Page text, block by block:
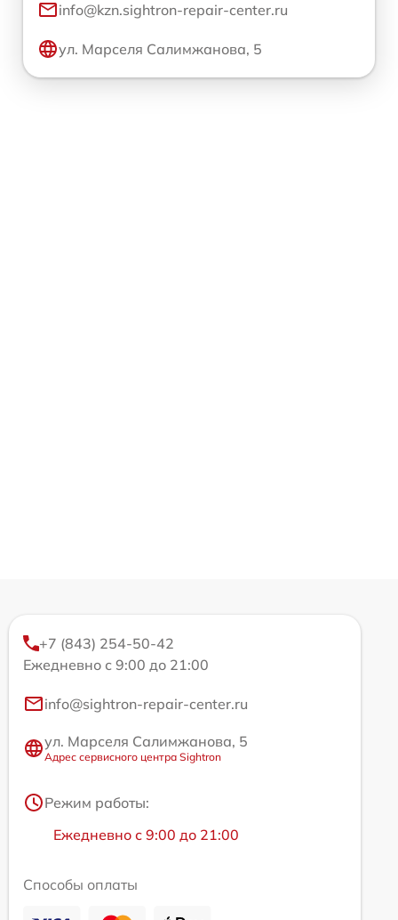
info@kzn.sightron-repair-center.ru
ул. Марселя Салимжанова, 5
+7 (843) 254-50-42
Ежедневно с 9:00 до 21:00
info@sightron-repair-center.ru
ул. Марселя Салимжанова, 5
Адрес сервисного центра Sightron
Режим работы:
Ежедневно с 9:00 до 21:00
Способы оплаты